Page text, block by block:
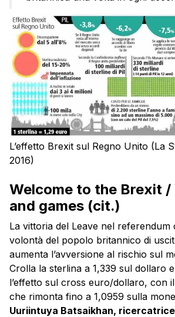
L’effetto Brexit sul Regno Unito (La
2016)
Welcome to the Brexit /
and games (cit.)
La vittoria del Leave nel referendum
volontà del popolo britannico di
aumenta l’avversione al rischio sul
Crolla la sterlina a 1,339 sul dollaro
l’effetto sul cross euro/dollaro, con
che rimonta fino a 1,0959 sulla
Uuriintuya Batsaikhan,